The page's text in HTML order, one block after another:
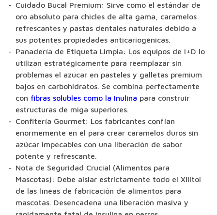
Cuidado Bucal Premium: Sirve como el estándar de
oro absoluto para chicles de alta gama, caramelos
refrescantes y pastas dentales naturales debido a
sus potentes propiedades anticariogénicas.
Panadería de Etiqueta Limpia: Los equipos de I+D lo
utilizan estratégicamente para reemplazar sin
problemas el azúcar en pasteles y galletas premium
bajos en carbohidratos. Se combina perfectamente
con fibras solubles como la Inulina para construir
estructuras de miga superiores.
Confitería Gourmet: Los fabricantes confían
enormemente en él para crear caramelos duros sin
azúcar impecables con una liberación de sabor
potente y refrescante.
Nota de Seguridad Crucial (Alimentos para
Mascotas): Debe aislar estrictamente todo el Xilitol
de las líneas de fabricación de alimentos para
mascotas. Desencadena una liberación masiva y